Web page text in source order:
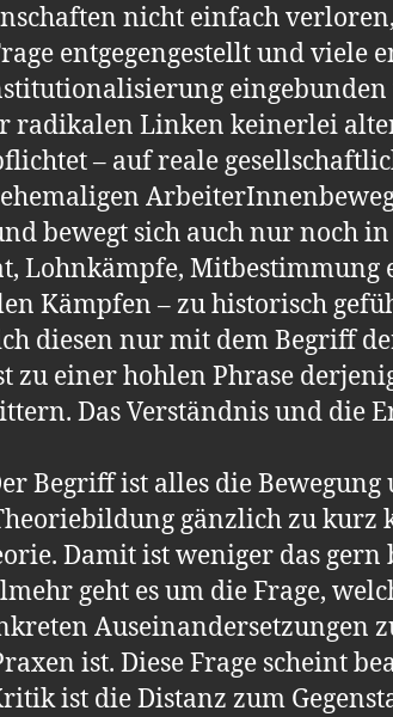
nicht einfach
entgegengestellt und
radikalen Linken keinerlei
– auf reale
bewegt sich auch nur noch
Lohnkämpfe,
Kämpfen – zu historisch
diesen nur mit dem Begriff
zu einer hohlen Phrase
Das Verständnis und die
Begriff ist alles die Bewegung
gänzlich zu kurz
Damit ist weniger das
geht es um die Frage,
Auseinandersetzungen
ist. Diese Frage scheint
ist die Distanz zum